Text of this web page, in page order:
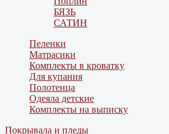
БЯЗЬ
САТИН
Пеленки
Матрасики
Комплекты в кроватку
Для купания
Полотенца
Одеяла детские
Комплекты на выписку
Покрывала и пледы